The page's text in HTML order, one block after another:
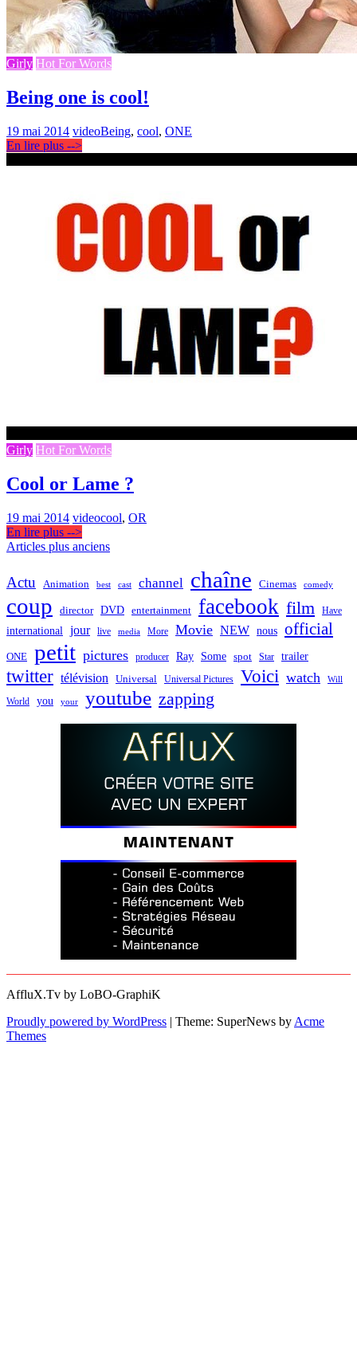
Girly Hot For Words
Being one is cool!
19 mai 2014 videoBeing, cool, ONE
En lire plus -->
Girly Hot For Words
Cool or Lame ?
19 mai 2014 videocool, OR
En lire plus -->
Navigation
articles
Articles plus anciens
Actu Animation best cast channel chaîne Cinemas comedy
coup director DVD entertainment facebook film Have
international jour live media More Movie NEW nous official
ONE petit pictures producer Ray Some spot Star trailer
twitter télévision Universal Universal Pictures Voici watch Will
World you your youtube zapping
AffluX.Tv by LoBO-GraphiK
Proudly powered by WordPress | Theme: SuperNews by Acme
Themes